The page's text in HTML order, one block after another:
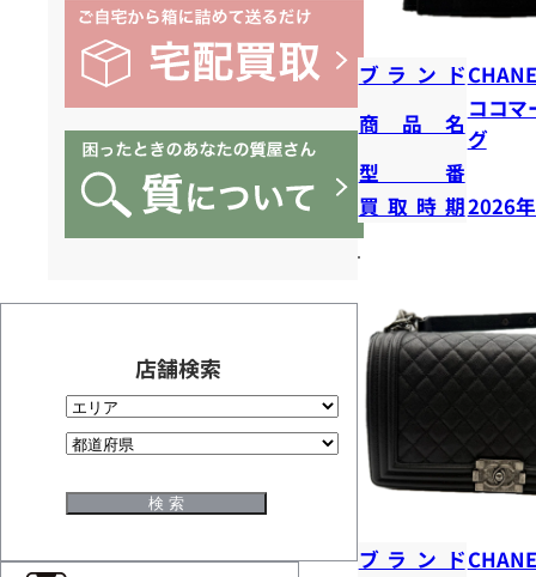
店舗検索
ブランド
商品名
ココマ
グ
型番
買取時期2026
ブランド